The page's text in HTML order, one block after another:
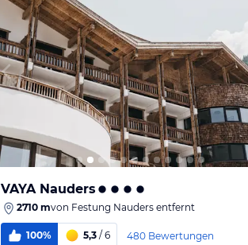
VAYA Nauders
2710 mvon Festung Nauders entfernt
100% 5,3 / 6 480 Bewertungen